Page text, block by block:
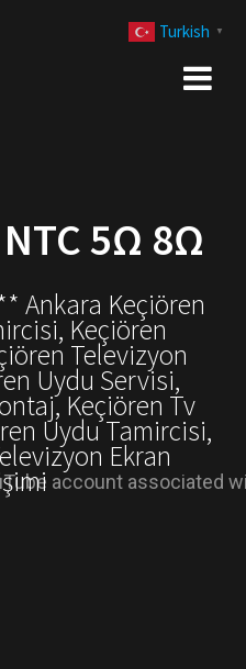
5Ω 8Ω
Ankara Keçiören
Keçiören
Televizyon
Uydu Servisi,
Keçiören Tv
Uydu Tamircisi,
Ekran
Turkish ▼